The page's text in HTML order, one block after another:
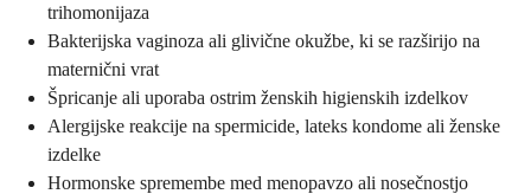
trihomonijaza
Bakterijska vaginoza ali glivične okužbe, ki se razširijo na
maternični vrat
Špricanje ali uporaba ostrim ženskih higienskih izdelkov
Alergijske reakcije na spermicide, lateks kondome ali ženske
izdelke
Hormonske spremembe med menopavzo ali nosečnostjo